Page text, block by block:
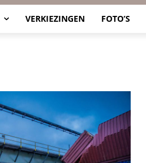
VERKIEZINGEN FOTO’S